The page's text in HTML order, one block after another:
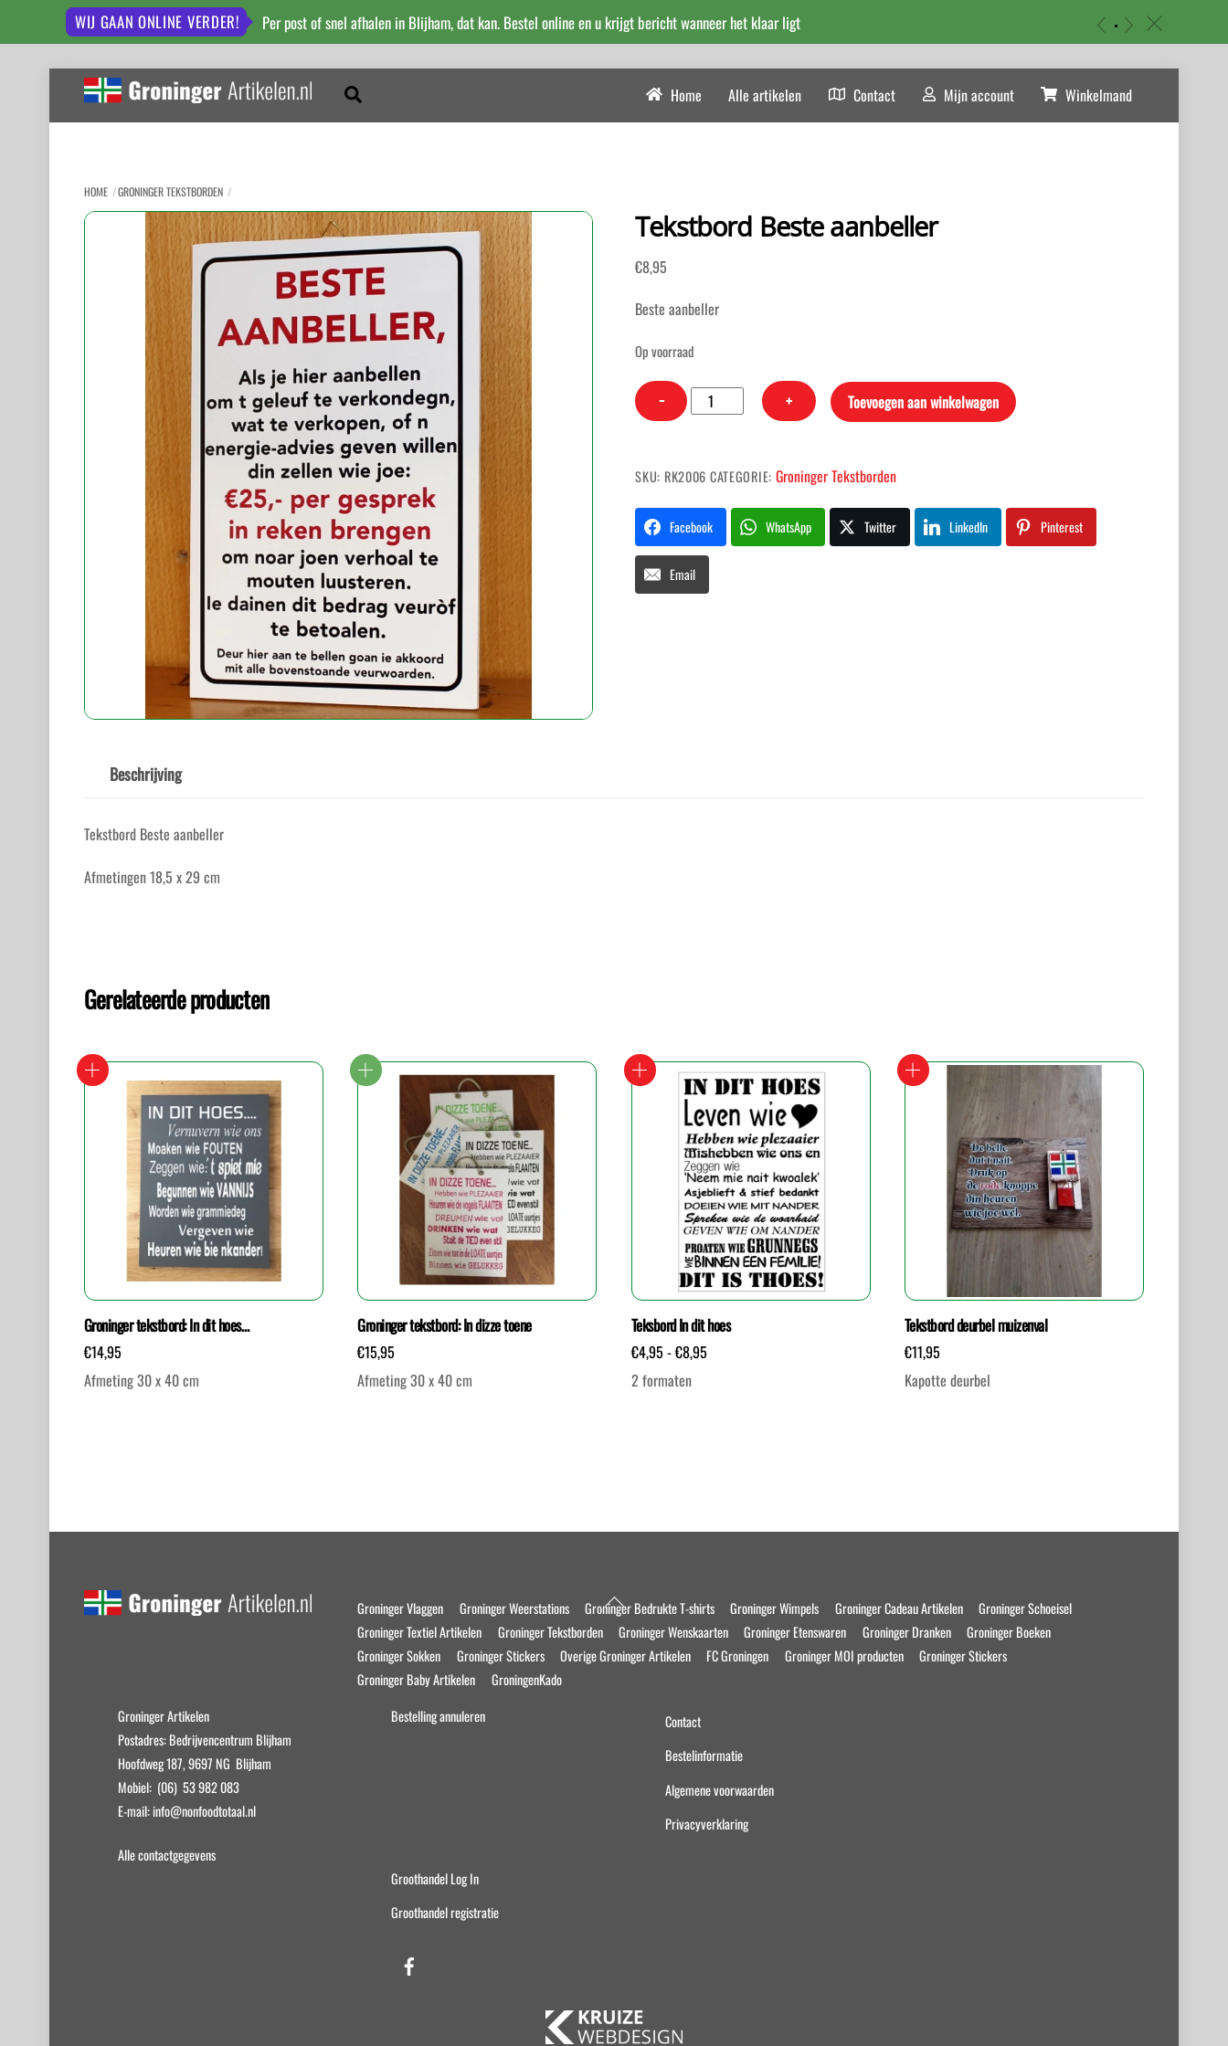
WIJ GAAN ONLINE VERDER! Per post of snel afhalen in Blijham, dat kan. Bestel online en u krijgt bericht wanneer het klaar ligt c
Home Alle artikelen Contact Mijn account Winkelmand
HOME GRONINGER TEKSTBORDEN
Tekstbord Beste aanbeller
€8,95
Beste aanbeller
Op voorraad
−
Tekstbord
Beste
+ Toevoegen aan winkelwagen
SKU: RK2006 CATEGORIE: Groninger Tekstborden
Facebook WhatsApp Twitter LinkedIn Pinterest
Email
Beschrijving
Tekstbord Beste aanbeller
Afmetingen 18,5 x 29 cm
Gerelateerde producten
Groninger tekstbord: In dit hoes…
€14,95
Afmeting 30 x 40 cm
kan
gekozen
productpagina
Groninger tekstbord: In dizze toene
€15,95
Afmeting 30 x 40 cm
gekozen
worden
op
de
productpagina
Teksbord In dit hoes
€4,95 -€8,95Prijsklasse:
2 formaten
gekozen
worden
op
Tekstbord deurbel muizenval
€11,95
Kapotte deurbel
Back
To
Groninger Vlaggen Groninger Weerstations Groninger Bedrukte T-shirts Groninger Wimpels Groninger Cadeau Artikelen
Groninger Schoeisel
Groninger Textiel Artikelen
Groninger Tekstborden Groninger Wenskaarten Groninger Etenswaren Groninger Dranken
Groninger Boeken
Groninger Sokken
Groninger Stickers Overige Groninger Artikelen FC Groningen Groninger MOI producten
Groninger Stickers
Groninger Baby Artikelen
GroningenKado
Groninger Artikelen
Postadres: Bedrijvencentrum Blijham
Hoofdweg 187, 9697 NG Blijham
Mobiel: (06) 53 982 083
E-mail: info@nonfoodtotaal.nl
Alle contactgegevens
Bestelling annuleren
Contact
Bestelinformatie
Algemene voorwaarden
Privacyverklaring
Groothandel Log In
Groothandel registratie